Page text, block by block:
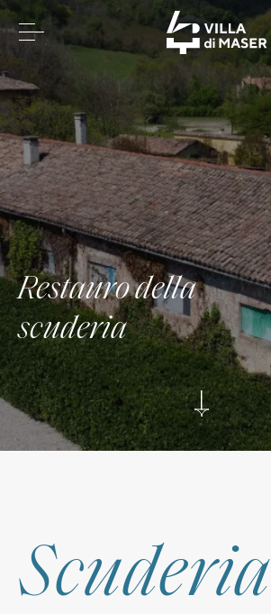
Restaurodella
scuderia
Scuderia